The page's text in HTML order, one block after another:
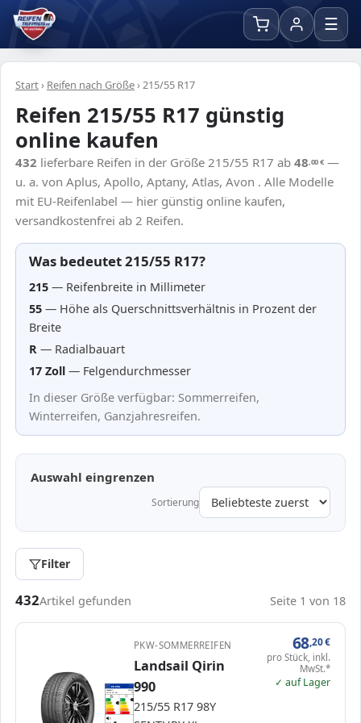
☰
Start› Reifen nach Größe›215/55 R17
Reifen 215/55 R17 günstig
online kaufen
432 lieferbare Reifen in der Größe 215/55 R17 ab 48,00€ —
u. a. von Aplus, Apollo, Aptany, Atlas, Avon . Alle Modelle
mit EU-Reifenlabel — hier günstig online kaufen,
versandkostenfrei ab 2 Reifen.
Was bedeutet 215/55 R17?
215 — Reifenbreite in Millimeter
55 — Höhe als Querschnittsverhältnis in Prozent der
Breite
R — Radialbauart
17 Zoll — Felgendurchmesser
In dieser Größe verfügbar: Sommerreifen,
Winterreifen, Ganzjahresreifen.
Auswahl eingrenzen
Sortierung
Filter
Passende Reifen in 215/55 R17
432Artikel gefunden Seite 1 von 18
ENERG
Landsail 454931
215/55 R17 98Y C1
C C
PKW-SOMMERREIFEN
Landsail Qirin
990
215/55 R17 98Y
68,20€
pro Stück, inkl.
MwSt.*
✓ auf Lager